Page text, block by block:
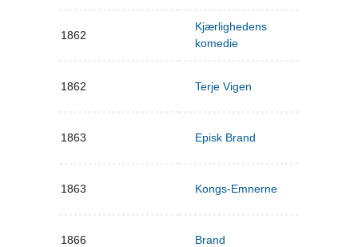
1862
Kjærlighedens
komedie
1862 Terje Vigen
1863 Episk Brand
1863 Kongs-Emnerne
1866 Brand